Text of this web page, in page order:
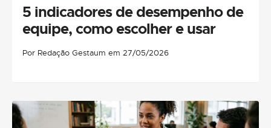
5 indicadores de desempenho de
equipe, como escolher e usar
Por Redação Gestaum em 27/05/2026